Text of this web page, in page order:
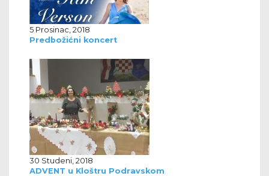
5 Prosinac, 2018
Predbožićni koncert
30 Studeni, 2018
ADVENT u Kloštru Podravskom